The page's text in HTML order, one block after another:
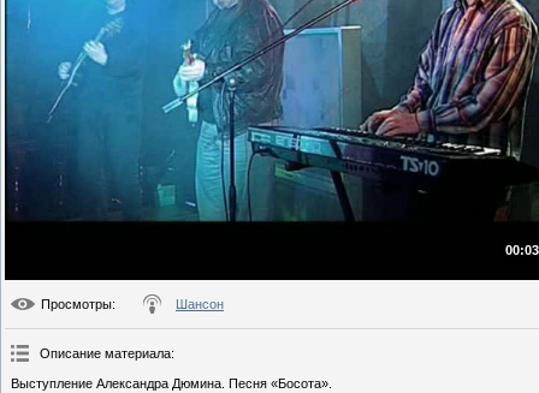
Просмотры: Шансон
Описание материала:
Выступление Александра Дюмина. Песня «Босота».